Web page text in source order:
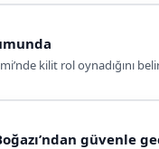
kilit rol oynadığını
güvenle